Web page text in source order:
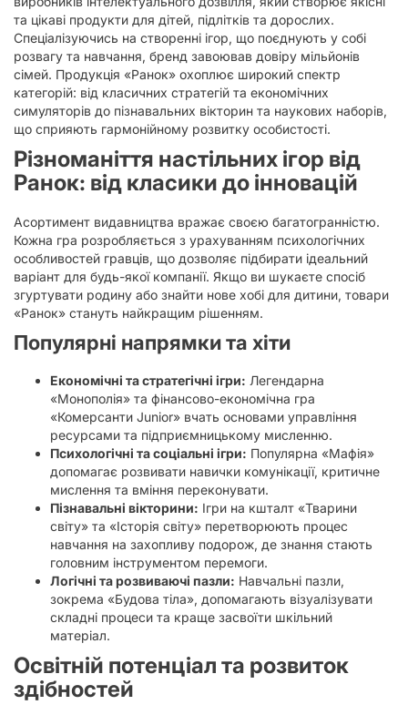
та цікаві продукти для дітей, підлітків та дорослих.
Спеціалізуючись на створенні ігор, що поєднують у собі
розвагу та навчання, бренд завоював довіру мільйонів
сімей. Продукція «Ранок» охоплює широкий спектр
категорій: від класичних стратегій та економічних
симуляторів до пізнавальних вікторин та наукових наборів,
що сприяють гармонійному розвитку особистості.
Різноманіття настільних ігор від
Ранок: від класики до інновацій
Асортимент видавництва вражає своєю багатогранністю.
Кожна гра розробляється з урахуванням психологічних
особливостей гравців, що дозволяє підбирати ідеальний
варіант для будь-якої компанії. Якщо ви шукаєте спосіб
згуртувати родину або знайти нове хобі для дитини, товари
«Ранок» стануть найкращим рішенням.
Популярні напрямки та хіти
Економічні та стратегічні ігри: Легендарна
«Монополія» та фінансово-економічна гра
«Комерсанти Junior» вчать основами управління
ресурсами та підприємницькому мисленню.
Психологічні та соціальні ігри: Популярна «Мафія»
допомагає розвивати навички комунікації, критичне
мислення та вміння переконувати.
Пізнавальні вікторини: Ігри на кшталт «Тварини
світу» та «Історія світу» перетворюють процес
навчання на захопливу подорож, де знання стають
головним інструментом перемоги.
Логічні та розвиваючі пазли: Навчальні пазли,
зокрема «Будова тіла», допомагають візуалізувати
складні процеси та краще засвоїти шкільний
матеріал.
Освітній потенціал та розвиток
здібностей